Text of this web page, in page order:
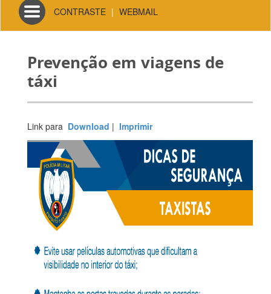
Toggle
navigation
CONTRASTE | WEBMAIL
Prevenção em viagens de
táxi
Link para Download | Imprimir